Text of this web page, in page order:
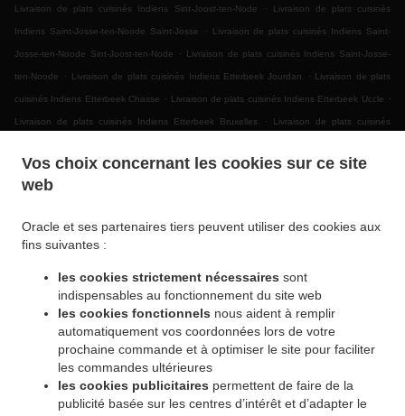
Vos choix concernant les cookies sur ce site
web
Oracle et ses partenaires tiers peuvent utiliser des cookies aux
fins suivantes :
les cookies strictement nécessaires sont
indispensables au fonctionnement du site web
les cookies fonctionnels nous aident à remplir
automatiquement vos coordonnées lors de votre
prochaine commande et à optimiser le site pour faciliter
les commandes ultérieures
les cookies publicitaires permettent de faire de la
publicité basée sur les centres d’intérêt et d’adapter le
Livraison de plats cuisinés Indiens Sint-Joost-ten-Node . Livraison de plats cuisinés
Indiens Saint-Josse-ten-Noode Saint-Josse . Livraison de plats cuisinés Indiens Saint-
Josse-ten-Noode Sint-Joost-ten-Node . Livraison de plats cuisinés Indiens Saint-Josse-
ten-Noode . Livraison de plats cuisinés Indiens Etterbeek Jourdan . Livraison de plats
cuisinés Indiens Etterbeek Chasse . Livraison de plats cuisinés Indiens Etterbeek Uccle .
Livraison de plats cuisinés Indiens Etterbeek Bruxelles . Livraison de plats cuisinés
cuisinés Indiens Jette Ixelles . Livraison de plats cuisinés Indiens Jette . Livraison de
plats cuisinés Indiens BRUSSELS Forest
plats cuisinés Indiens Asse Zellik . Livraison de plats cuisinés Indiens Asse . Livraison de
Livraison de plats cuisinés Indiens Dilbeek Anderlecht . Livraison de plats cuisinés
Indiens Dilbeek . Livraison de plats cuisinés Indiens Beersel Uccle . Livraison de plats
cuisinés Indiens Beersel Livraison de plats cuisinés Indiens ワーフェル Bruxelles
Livraison de plats cuisinés Indiens ワーフェル . Livraison de plats cuisinés Indiens
Watermael-Boitsfort Boitsfort . Livraison de plats cuisinés Indiens Watermael-Boitsfort
Livraison de plats cuisinés Indiens Auderghem Oudergem . Livraison de plats cuisinés